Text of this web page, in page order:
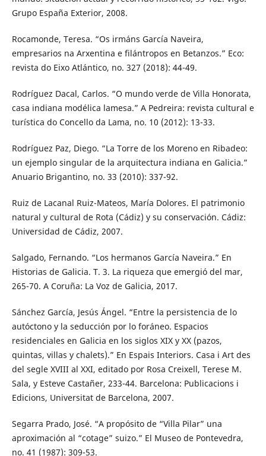
Grupo España Exterior, 2008.
Rocamonde, Teresa. “Os irmáns García Naveira,
empresarios na Arxentina e filántropos en Betanzos.” Eco:
revista do Eixo Atlántico, no. 327 (2018): 44-49.
Rodríguez Dacal, Carlos. “O mundo verde de Villa Honorata,
casa indiana modélica lamesa.” A Pedreira: revista cultural e
turística do Concello da Lama, no. 10 (2012): 13-33.
Rodríguez Paz, Diego. “La Torre de los Moreno en Ribadeo:
un ejemplo singular de la arquitectura indiana en Galicia.”
Anuario Brigantino, no. 33 (2010): 337-92.
Ruiz de Lacanal Ruiz-Mateos, María Dolores. El patrimonio
natural y cultural de Rota (Cádiz) y su conservación. Cádiz:
Universidad de Cádiz, 2007.
Salgado, Fernando. “Los hermanos García Naveira.” En
Historias de Galicia. T. 3. La riqueza que emergió del mar,
265-70. A Coruña: La Voz de Galicia, 2017.
Sánchez García, Jesús Ángel. “Entre la persistencia de lo
autóctono y la seducción por lo foráneo. Espacios
residenciales en Galicia en los siglos XIX y XX (pazos,
quintas, villas y chalets).” En Espais Interiors. Casa i Art des
del segle XVIII al XXI, editado por Rosa Creixell, Terese M.
Sala, y Esteve Castañer, 233-44. Barcelona: Publicacions i
Edicions, Universitat de Barcelona, 2007.
Segarra Prado, José. “A propósito de “Villa Pilar” una
aproximación al “cotage” suizo.” El Museo de Pontevedra,
no. 41 (1987): 309-53.